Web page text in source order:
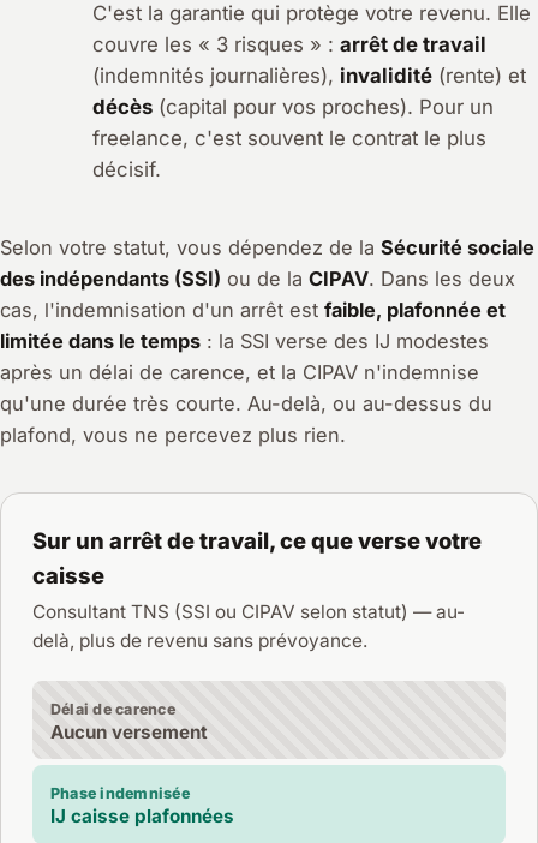
C'est la garantie qui protège votre revenu. Elle
couvre les « 3 risques » : arrêt de travail
(indemnités journalières), invalidité(rente) et
décès(capital pour vos proches). Pour un
freelance, c'est souvent le contrat le plus
décisif.
Selon votre statut, vous dépendez de la Sécurité sociale
des indépendants (SSI) ou de la CIPAV. Dans les deux
cas, l'indemnisation d'un arrêt est faible, plafonnée et
limitée dans le temps : la SSI verse des IJ modestes
après un délai de carence, et la CIPAV n'indemnise
qu'une durée très courte. Au-delà, ou au-dessus du
plafond, vous ne percevez plus rien.
Sur un arrêt de travail, ce que verse votre
caisse
Consultant TNS (SSI ou CIPAV selon statut) — au-
delà, plus de revenu sans prévoyance.
Délai de carence
Aucun versement
Phase indemnisée
IJ caisse plafonnées